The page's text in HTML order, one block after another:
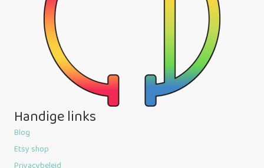
Handige links
Blog
Etsy shop